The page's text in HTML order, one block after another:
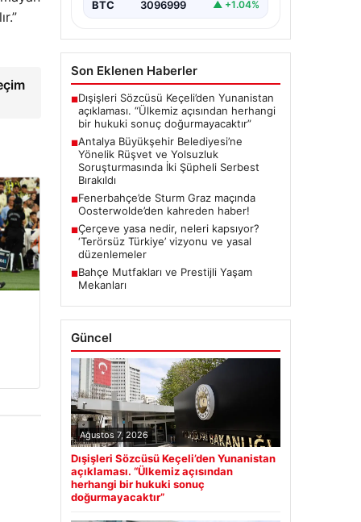
BTC 3096999 ▲ +1.04%
Son Eklenen Haberler
■Dışişleri Sözcüsü Keçeli’den Yunanistan
açıklaması. “Ülkemiz açısından herhangi
bir hukuki sonuç doğurmayacaktır”
■Antalya Büyükşehir Belediyesi’ne
Yönelik Rüşvet ve Yolsuzluk
Soruşturmasında İki Şüpheli Serbest
Bırakıldı
■Fenerbahçe’de Sturm Graz maçında
Oosterwolde’den kahreden haber!
■Çerçeve yasa nedir, neleri kapsıyor?
‘Terörsüz Türkiye’ vizyonu ve yasal
düzenlemeler
■Bahçe Mutfakları ve Prestijli Yaşam
Mekanları
Güncel
Ağustos 7, 2026
Dışişleri Sözcüsü Keçeli’den Yunanistan
açıklaması. “Ülkemiz açısından
herhangi bir hukuki sonuç
doğurmayacaktır”